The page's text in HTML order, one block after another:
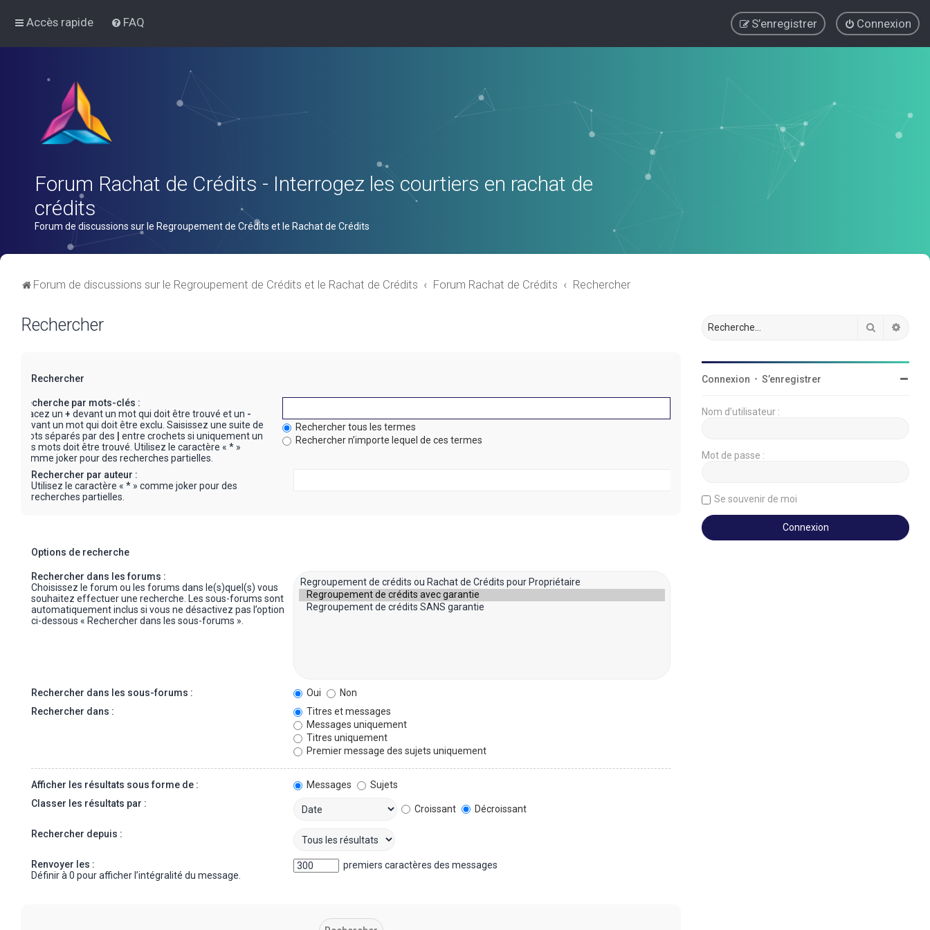
Accès rapide FAQ Connexion
S’enregistrer
Forum Rachat de Crédits - Interrogez les courtiers en rachat de
crédits
Forum de discussions sur le Regroupement de Crédits et le Rachat de Crédits
Forum de discussions sur le Regroupement de Crédits et le Rachat de Crédits Forum Rachat de Crédits Rechercher
Rechercher
Rechercher
Recherche par mots-clés :
Placez un + devant un mot qui doit être trouvé et un -
devant un mot qui doit être exclu. Saisissez une suite de
mots séparés par des
entre crochets si uniquement un
des mots doit être trouvé. Utilisez le caractère « * »
comme joker pour des recherches partielles.
Rechercher tous les termes
Rechercher n’importe lequel de ces termes
Rechercher par auteur :
Utilisez le caractère « * » comme joker pour des
recherches partielles.
Options de recherche
Rechercher dans les forums :
Choisissez le forum ou les forums dans le(s)quel(s) vous
souhaitez effectuer une recherche. Les sous-forums sont
automatiquement inclus si vous ne désactivez pas l’option
ci-dessous « Rechercher dans les sous-forums ».
Rechercher dans les sous-forums : Oui
Non
Rechercher dans :
Titres et messages
Messages uniquement
Titres uniquement
Premier message des sujets uniquement
Afficher les résultats sous forme de : Messages
Sujets
Classer les résultats par :
Croissant Décroissant
Rechercher depuis :
Renvoyer les :
Définir à 0 pour afficher l’intégralité du message.
premiers caractères des messages
Rechercher
Connexion • S’enregistrer
Nom d’utilisateur :
Mot de passe :
Se souvenir de moi